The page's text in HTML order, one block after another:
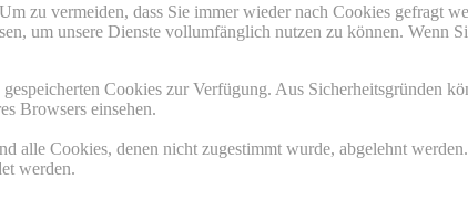
zu vermeiden, dass Sie immer wieder nach Cookies gefragt
um unsere Dienste vollumfänglich nutzen zu können. Wenn
Cookies zur Verfügung. Aus Sicherheitsgründen
Browsers einsehen.
alle Cookies, denen nicht zugestimmt wurde, abgelehnt
werden.